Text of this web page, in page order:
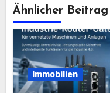
Ähnlicher Beitrag
Immobilien